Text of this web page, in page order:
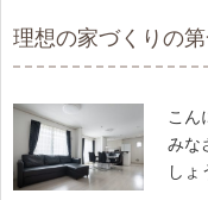
理想の家づくりの
こん
みな
し